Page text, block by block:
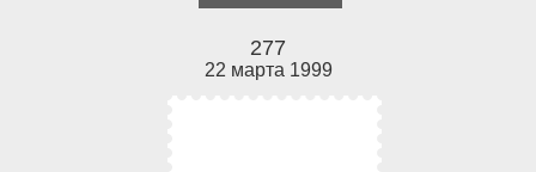
277
22 марта 1999